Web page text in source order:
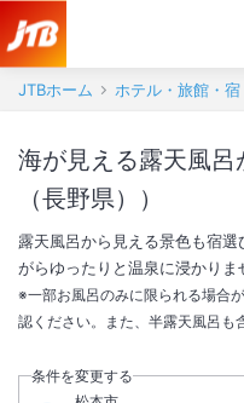
JTBホーム ホテル・旅館・宿
海が見える露天風
（長野県））
露天風呂から見える景色も宿
がらゆったりと温泉に浸かりま
※一部お風呂のみに限られる場合
認ください。また、半露天風呂も
条件を変更する